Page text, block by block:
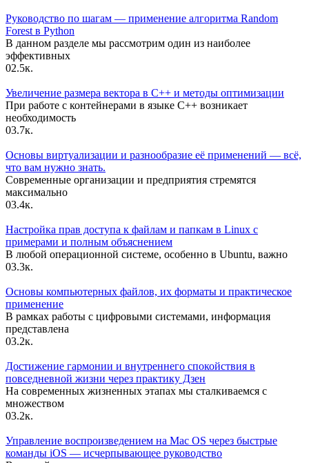
Руководство по шагам — применение алгоритма Random
Forest в Python
В данном разделе мы рассмотрим один из наиболее
эффективных
02.5к.
Увеличение размера вектора в C++ и методы оптимизации
При работе с контейнерами в языке C++ возникает
необходимость
03.7к.
Основы виртуализации и разнообразие её применений — всё,
что вам нужно знать.
Современные организации и предприятия стремятся
максимально
03.4к.
Настройка прав доступа к файлам и папкам в Linux с
примерами и полным объяснением
В любой операционной системе, особенно в Ubuntu, важно
03.3к.
Основы компьютерных файлов, их форматы и практическое
применение
В рамках работы с цифровыми системами, информация
представлена
03.2к.
Достижение гармонии и внутреннего спокойствия в
повседневной жизни через практику Дзен
На современных жизненных этапах мы сталкиваемся с
множеством
03.2к.
Управление воспроизведением на Mac OS через быстрые
команды iOS — исчерпывающее руководство